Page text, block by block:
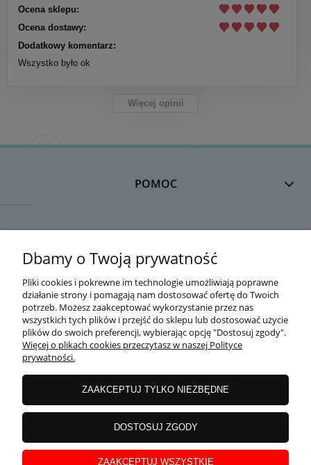
Ocena sklepu:
Ocena dostawy:
Dodatkowy komentarz:
Wszystko było ok
Więcej opinii
POMOC
MOJE KONTO
O FIRMIE
Dbamy o Twoją prywatność
Pliki cookies i pokrewne im technologie umożliwiają poprawne
działanie strony i pomagają nam dostosować ofertę do Twoich
potrzeb. Możesz zaakceptować wykorzystanie przez nas
wszystkich tych plików i przejść do sklepu lub dostosować użycie
plików do swoich preferencji, wybierając opcję "Dostosuj zgody".
Więcej o plikach cookies przeczytasz w naszej Polityce
prywatności.
ZAAKCEPTUJ TYLKO NIEZBĘDNE
DOSTOSUJ ZGODY
ZAAKCEPTUJ WSZYSTKIE